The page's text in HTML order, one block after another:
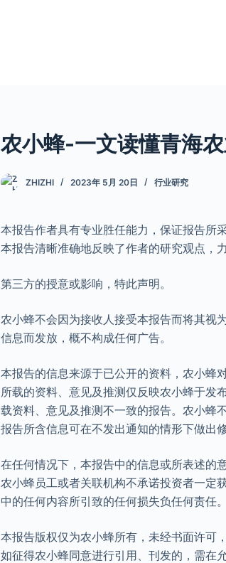
农小蜂-一文读懂青海
ZHIZHI 2023年 5月 20日 行业研究
本报告作者具有专业胜任能力，保证报告所
本报告清晰准确地反映了作者的研究观点，
第三方的授意或影响，特此声明。
农小蜂不会因为接收人接受本报告而将其视
信息而发放，概不构成任何广告。
本报告的信息来源于已公开的资料，农小蜂
所载的资料、意见及推测仅反映农小蜂于发
载资料、意见及推测不一致的报告。农小蜂
报告所含信息可在不发出通知的情形下做出
在任何情况下，本报告中的信息或所表述的
农小蜂员工或者关联机构不承诺投资者一定
中的任何内容所引致的任何损失负任何责任。
本报告版权仅为农小蜂所有，未经书面许可
如征得农小蜂同意进行引用、刊发的，需在